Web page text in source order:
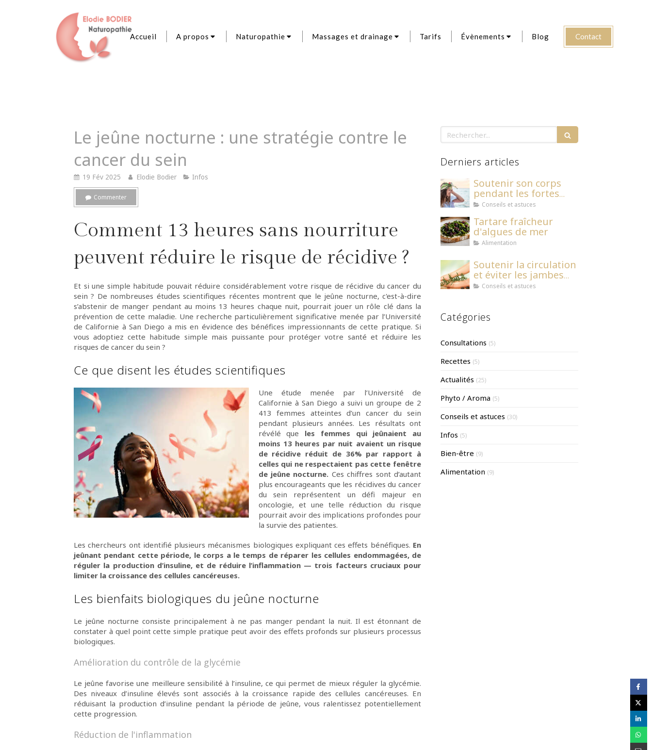
Accueil A propos Naturopathie Massages et drainage Tarifs Évènements Blog Contact
Le jeûne nocturne : une stratégie contre le
cancer du sein
19 Fév 2025 Elodie Bodier Infos
Commenter
Comment 13 heures sans nourriture
peuvent réduire le risque de récidive ?
Et si une simple habitude pouvait réduire considérablement votre risque de récidive du cancer du
sein ? De nombreuses études scientifiques récentes montrent que le jeûne nocturne, c'est-à-dire
s’abstenir de manger pendant au moins 13 heures chaque nuit, pourrait jouer un rôle clé dans la
prévention de cette maladie. Une recherche particulièrement significative menée par l’Université
de Californie à San Diego a mis en évidence des bénéfices impressionnants de cette pratique. Si
vous adoptiez cette habitude simple mais puissante pour protéger votre santé et réduire les
risques de cancer du sein ?
Ce que disent les études scientifiques
Une étude menée par l’Université de
Californie à San Diego a suivi un groupe de 2
413 femmes atteintes d’un cancer du sein
pendant plusieurs années. Les résultats ont
révélé que les femmes qui jeûnaient au
moins 13 heures par nuit avaient un risque
de récidive réduit de 36% par rapport à
celles qui ne respectaient pas cette fenêtre
de jeûne nocturne. Ces chiffres sont d’autant
plus encourageants que les récidives du cancer
du sein représentent un défi majeur en
oncologie, et une telle réduction du risque
pourrait avoir des implications profondes pour
la survie des patientes.
Les chercheurs ont identifié plusieurs mécanismes biologiques expliquant ces effets bénéfiques. En
jeûnant pendant cette période, le corps a le temps de réparer les cellules endommagées, de
réguler la production d’insuline, et de réduire l’inflammation — trois facteurs cruciaux pour
limiter la croissance des cellules cancéreuses.
Les bienfaits biologiques du jeûne nocturne
Le jeûne nocturne consiste principalement à ne pas manger pendant la nuit. Il est étonnant de
constater à quel point cette simple pratique peut avoir des effets profonds sur plusieurs processus
biologiques.
Amélioration du contrôle de la glycémie
Le jeûne favorise une meilleure sensibilité à l’insuline, ce qui permet de mieux réguler la glycémie.
Des niveaux d’insuline élevés sont associés à la croissance rapide des cellules cancéreuses. En
réduisant la production d’insuline pendant la période de jeûne, vous ralentissez potentiellement
cette progression.
Réduction de l'inflammation
Rechercher
Derniers articles
Soutenir son corps
pendant les fortes
températures
Conseils et astuces
Tartare fraîcheur
d'algues de mer
Alimentation
Soutenir la circulation
et éviter les jambes
lourdes
Conseils et astuces
Catégories
Consultations (5)
Recettes (5)
Actualités (25)
Phyto / Aroma (5)
Conseils et astuces (30)
Infos (5)
Bien-être (9)
Alimentation (9)